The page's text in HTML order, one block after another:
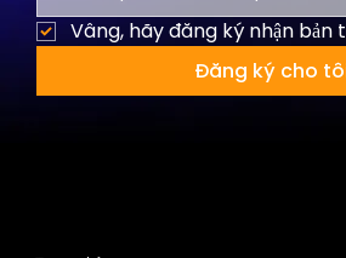
Vâng, hãy đăng ký nhận bản
Đăng ký cho